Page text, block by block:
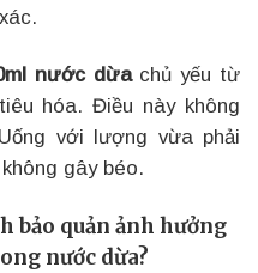
nước dừachủ yếu từ
hóa. Điều này không
với lượng vừa phải
gây béo.
bảo quản ảnh hưởng
nước dừa?